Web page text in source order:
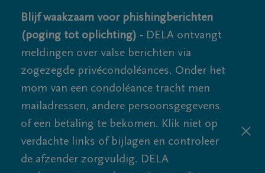
Blijf waakzaam voor phishingberichten
(poging tot oplichting) - DELA ontvangt
meldingen over valse berichten via
zogezegde privécondoléances. Onder het
mom van een condoléance tracht men
mailadressen, andere persoonsgegevens
of een betaling te bekomen. Klik niet op
verdachte links of bijlagen en controleer
de afzender zorgvuldig. DELA